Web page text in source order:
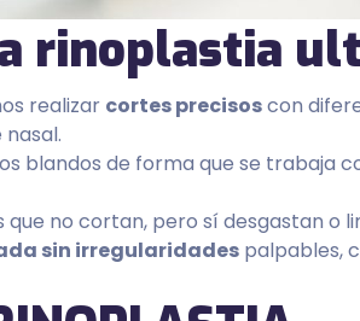
rinoplastia
realizar cortes precisoscon
blandos de forma que se trabaja
no cortan, pero sí desgastan o
sin irregularidades palpables,